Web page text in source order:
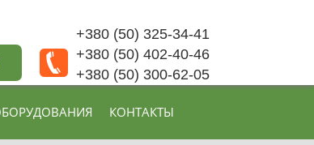
+380 (50) 325-34-41
+380 (50) 402-40-46
+380 (50) 300-62-05
КОНТАКТЫ